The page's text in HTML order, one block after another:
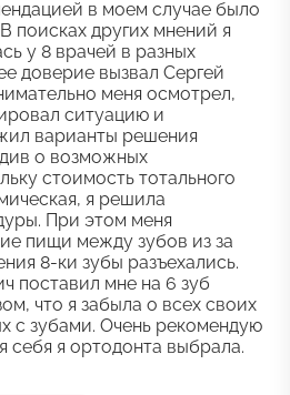
в моем случае было
поисках других мнений я
у 8 врачей в разных
доверие вызвал Сергей
меня осмотрел,
ситуацию и
варианты решения
о возможных
стоимость тотального
я решила
При этом меня
пищи между зубов из за
8-ки зубы разъехались.
поставил мне на 6 зуб
что я забыла о всех своих
с зубами. Очень рекомендую
себя я ортодонта выбрала.